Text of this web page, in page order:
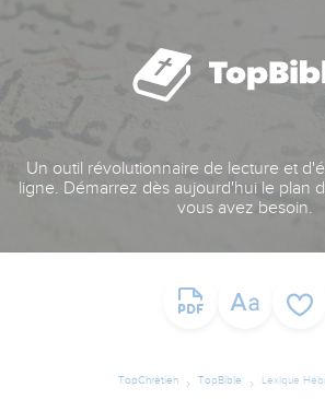
Un outil révolutionnaire de lecture et
ligne. Démarrez dès aujourd'hui le plan
vous avez besoin.
TopChrétien TopBible Lexique